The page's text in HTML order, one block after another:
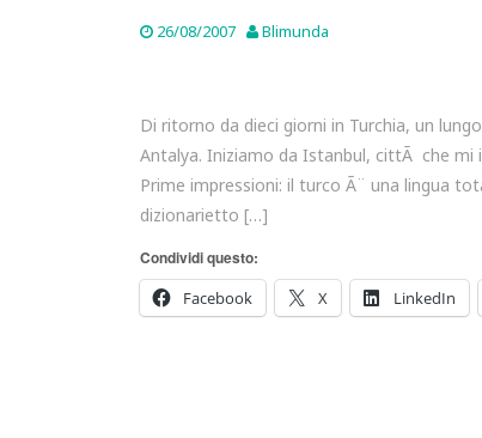
26/08/2007 Blimunda
Di ritorno da dieci giorni in Turchia, un
Antalya. Iniziamo da Istanbul, cittÃ che mi
Prime impressioni: il turco Ã¨ una lingua
dizionarietto […]
Condividi questo:
Facebook
X LinkedIn